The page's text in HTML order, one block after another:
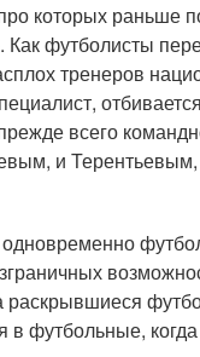
которых раньше
футболисты
тренеров
всего
и
раскрывшиеся
футбольные, когда